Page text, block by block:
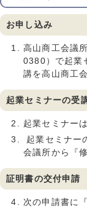
お申し込み
高山商工会議
0380）で起業
講を高山商工
起業セミナーの受
起業セミナー
起業セミナー
会議所から『
証明書の交付申請
次の申請書に